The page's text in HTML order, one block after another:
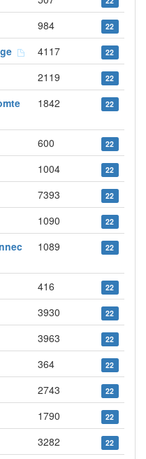
984 22
4117 22
2119 22
1842 22
600 22
1004 22
7393 22
1090 22
1089 22
416 22
3930 22
3963 22
364 22
2743 22
1790 22
3282 22